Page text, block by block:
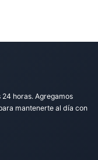
horas. Agregamos
mantenerte al día con